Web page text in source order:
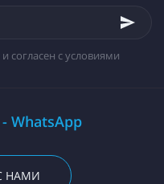
и согласен с условиями
- WhatsApp
НАМИ